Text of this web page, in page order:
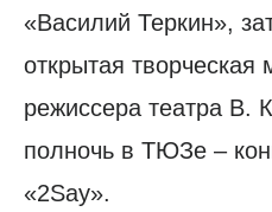
«Василий Теркин»,
открытая творческая
режиссера театра В.
полночь в ТЮЗе –
«2Say».